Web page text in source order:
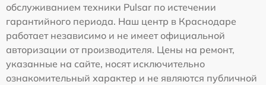
обслуживанием техники Pulsar по истечении
гарантийного периода. Наш центр в Краснодаре
работает независимо и не имеет официальной
авторизации от производителя. Цены на ремонт,
указанные на сайте, носят исключительно
ознакомительный характер и не являются публичной